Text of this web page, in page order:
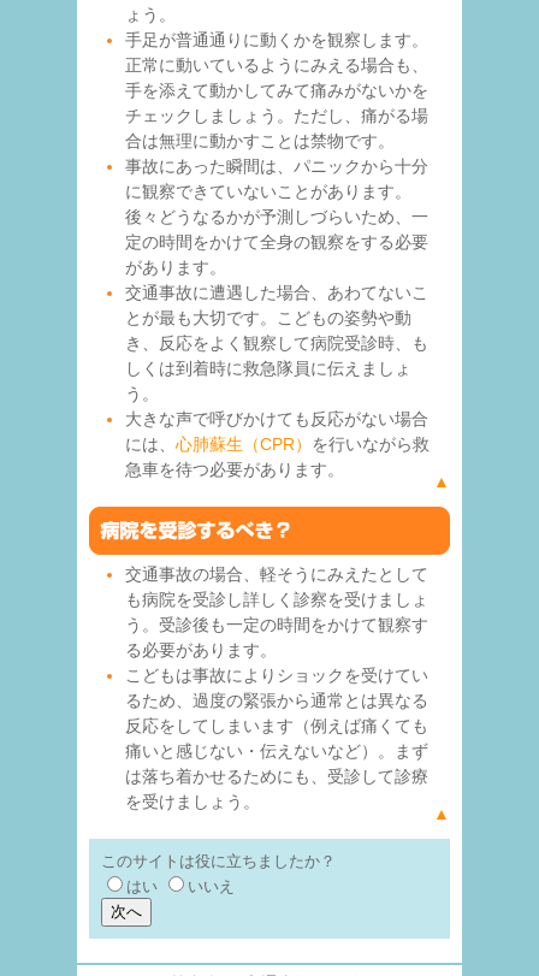
ょう。
手足が普通通りに動くかを観察します。
正常に動いているようにみえる場合も、
手を添えて動かしてみて痛みがないかを
チェックしましょう。ただし、痛がる場
合は無理に動かすことは禁物です。
事故にあった瞬間は、パニックから十分
に観察できていないことがあります。
後々どうなるかが予測しづらいため、一
定の時間をかけて全身の観察をする必要
があります。
交通事故に遭遇した場合、あわてないこ
とが最も大切です。こどもの姿勢や動
き、反応をよく観察して病院受診時、も
しくは到着時に救急隊員に伝えましょ
う。
大きな声で呼びかけても反応がない場合
には、 心肺蘇生（CPR） を行いながら救
急車を待つ必要があります。
▲
交通事故の場合、軽そうにみえたとして
も病院を受診し詳しく診察を受けましょ
う。受診後も一定の時間をかけて観察す
る必要があります。
こどもは事故によりショックを受けてい
るため、過度の緊張から通常とは異なる
反応をしてしまいます（例えば痛くても
痛いと感じない・伝えないなど）。まず
は落ち着かせるためにも、受診して診療
を受けましょう。
▲
このサイトは役に立ちましたか？
はい
いいえ